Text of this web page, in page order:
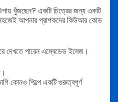
খুঁজছেন? একটি চিত্রের জন্য একটি
আপনার প্রাপকদের কিউআর কোড
দেখতে পারেন এম্বেডেড ইমেজ।
কোনও শিল্পে একটি গুরুত্বপূর্ণ